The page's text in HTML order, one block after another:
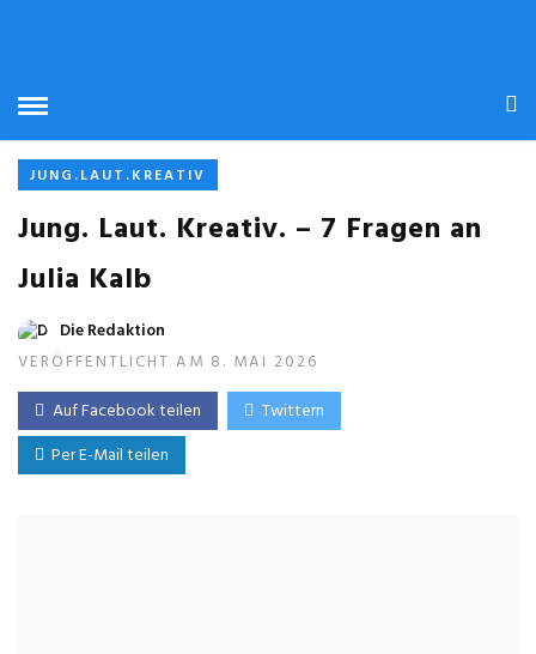
JUNG.LAUT.KREATIV
Jung. Laut. Kreativ. – 7 Fragen an
Julia Kalb
Die Redaktion
VERÖFFENTLICHT AM 8. MAI 2026
Auf Facebook teilen
Twittern
Per E-Mail teilen